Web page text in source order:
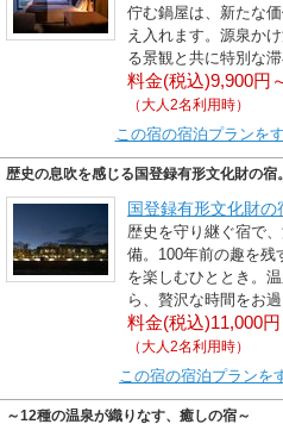
佇む鍋屋は、新たな
え入れます。源泉か
る景観と共に特別な
料金(税込)9,900円
（大人2名利用時）
この宿の宿泊プランを
歴史の息吹を感じる国登録有形文化財の
国登録有形文化財
歴史を守り継ぐ宿で
備。100年前の趣を残
を楽しむひととき。
ら、贅沢な時間をお過
料金(税込)11,000円
（大人2名利用時）
この宿の宿泊プランを
～12種の温泉が織りなす、癒しの宿～